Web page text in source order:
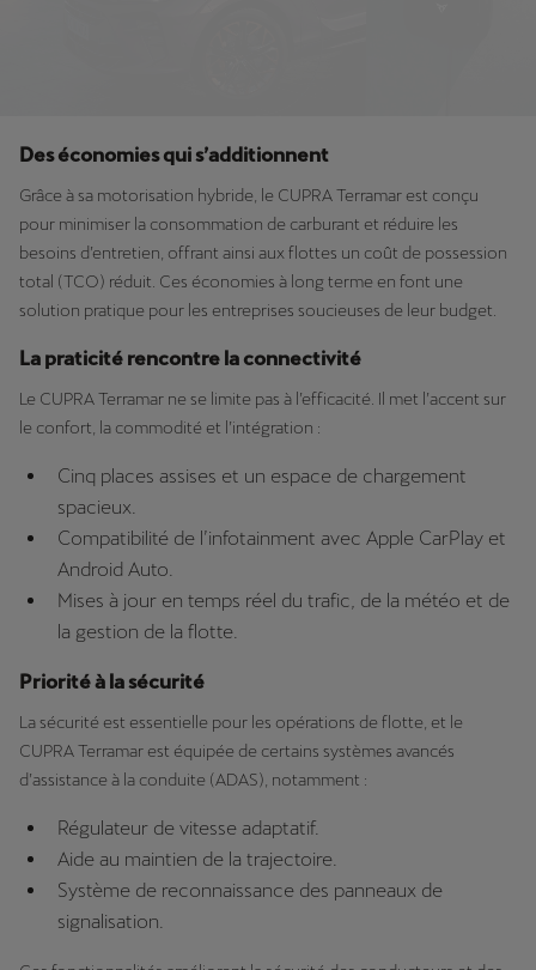
Des économies qui s’additionnent
Grâce à sa motorisation hybride, le CUPRA Terramar est conçu
pour minimiser la consommation de carburant et réduire les
besoins d’entretien, offrant ainsi aux flottes un coût de possession
total (TCO) réduit. Ces économies à long terme en font une
solution pratique pour les entreprises soucieuses de leur budget.
La praticité rencontre la connectivité
Le CUPRA Terramar ne se limite pas à l’efficacité. Il met l’accent sur
le confort, la commodité et l’intégration :
Cinq places assises et un espace de chargement
spacieux.
Compatibilité de l’infotainment avec Apple CarPlay et
Android Auto.
Mises à jour en temps réel du trafic, de la météo et de
la gestion de la flotte.
Priorité à la sécurité
La sécurité est essentielle pour les opérations de flotte, et le
CUPRA Terramar est équipée de certains systèmes avancés
d’assistance à la conduite (ADAS), notamment :
Régulateur de vitesse adaptatif.
Aide au maintien de la trajectoire.
Système de reconnaissance des panneaux de
signalisation.